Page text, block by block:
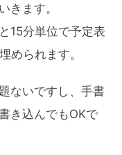
きます。
15分単位で予定表
められます。
ないですし、手書
き込んでもOKで